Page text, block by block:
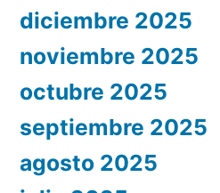
diciembre 2025
noviembre 2025
octubre 2025
septiembre 2025
agosto 2025